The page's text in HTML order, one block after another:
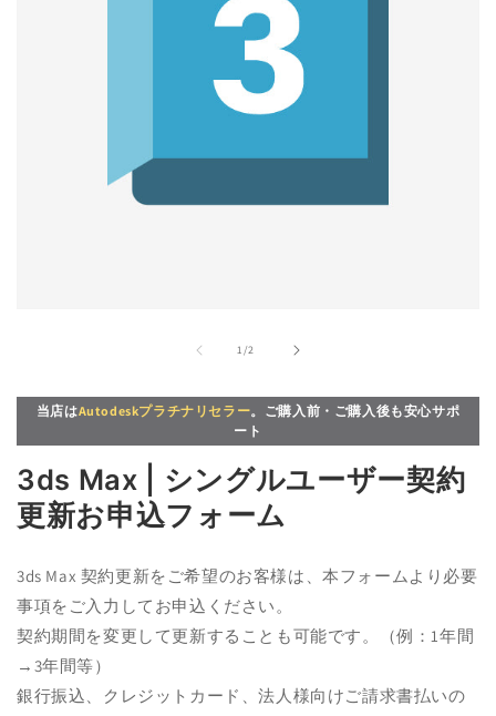
で
ア
(1)
を
開
1/
の2
当店はAutodeskプラチナリセラー。ご購入前・ご購入後も安心サポ
ート
3ds Max | シングルユーザー契約
更新お申込フォーム
3ds Max 契約更新をご希望のお客様は、本フォームより必要
事項をご入力してお申込ください。
契約期間を変更して更新することも可能です。（例：1年間
→3年間等）
銀行振込、クレジットカード、法人様向けご請求書払いの